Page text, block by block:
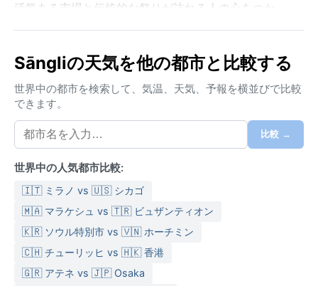
活気ある市場と伝統的な祭りが訪れる人の心をつか
属する。夏は3月から6月まで続き、日中の気温は40度
を超えることも珍しくない。湿度は低めだが、強い日
差しが肌を刺す。冬は11月から2月にかけてで、昼間は
20度前後の過ごしやすい陽気、夜はぐっと冷え込む。
モンスーン期（6月～9月）には雨が降るが、半乾燥気
候のため降水量は限られ、年間800ミリ程度。この時
期は湿度が上がり、時折激しい雷雨が発生する。服装
は夏なら通気性の良い綿素材、冬は軽い上着があると
快適だ。帽子や日焼け止めは通年必須と言える。
旅に最適なのは、暑さが和らぎ晴天が続く10月から3月
の冬から春先にかけて。この時期は湿度も低く、観光
や川辺の散策に理想的だ。特筆すべき気象現象として
は、モンスーン前後の乾燥した砂塵を伴う突風がある
Sāngliの天気を他の都市と比較する
世界中の都市を検索して、気温、天気、予報を横並びで比較
できます。
比較 →
世界中の人気都市比較:
🇮🇹 ミラノ vs 🇺🇸 シカゴ
🇲🇦 マラケシュ vs 🇹🇷 ビュザンティオン
🇰🇷 ソウル特別市 vs 🇻🇳 ホーチミン
🇨🇭 チューリッヒ vs 🇭🇰 香港
🇬🇷 アテネ vs 🇯🇵 Osaka